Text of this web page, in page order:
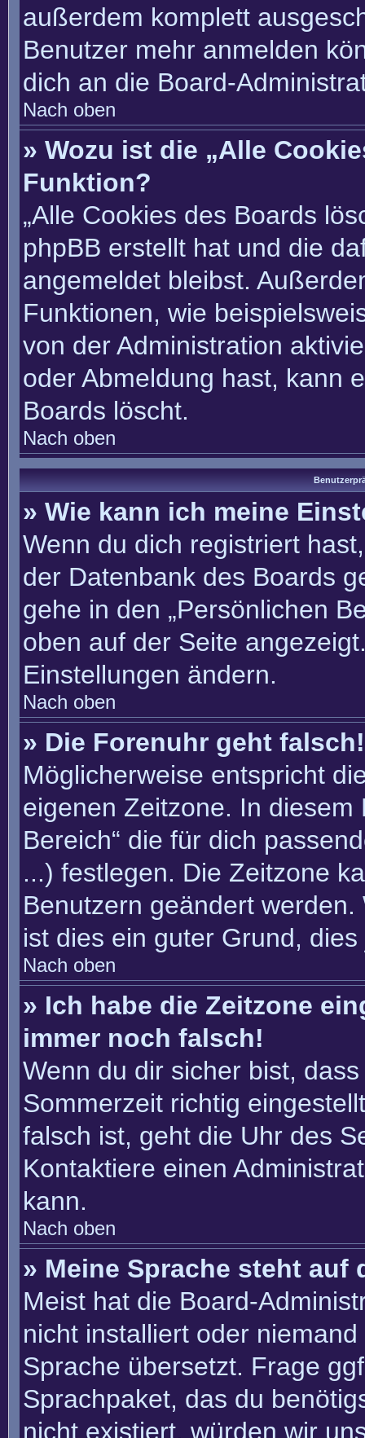
außerdem komplett
Benutzer mehr anmelden
dich an die Board-
Nach oben
» Wozu ist die „Alle
Funktion?
„Alle Cookies des Boards
phpBB erstellt hat und die
angemeldet bleibst.
Funktionen, wie
von der Administration
oder Abmeldung hast, kann
Boards löscht.
Nach oben
» Wie kann ich meine
Wenn du dich registriert
der Datenbank des Boards
gehe in den „Persönlichen
oben auf der Seite
Einstellungen ändern.
Nach oben
» Die Forenuhr geht falsch!
Möglicherweise entspricht
eigenen Zeitzone. In diesem
Bereich“ die für dich
...) festlegen. Die Zeitzone
Benutzern geändert
ist dies ein guter Grund,
Nach oben
» Ich habe die Zeitzone
immer noch falsch!
Wenn du dir sicher bist,
Sommerzeit richtig
falsch ist, geht die Uhr des
Kontaktiere einen
kann.
Nach oben
» Meine Sprache steht
Meist hat die Board-
nicht installiert oder
Sprache übersetzt. Frage
Sprachpaket, das du
nicht existiert, würden wir